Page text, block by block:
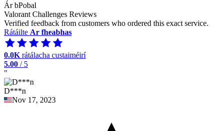
Ár bPobal
Valorant Challenges Reviews
Verified feedback from customers who ordered this exact service.
Rátáilte Ar fheabhas
0.0K rátálacha custaiméirí
5.00 / 5
"
D***n
Nov 17, 2023